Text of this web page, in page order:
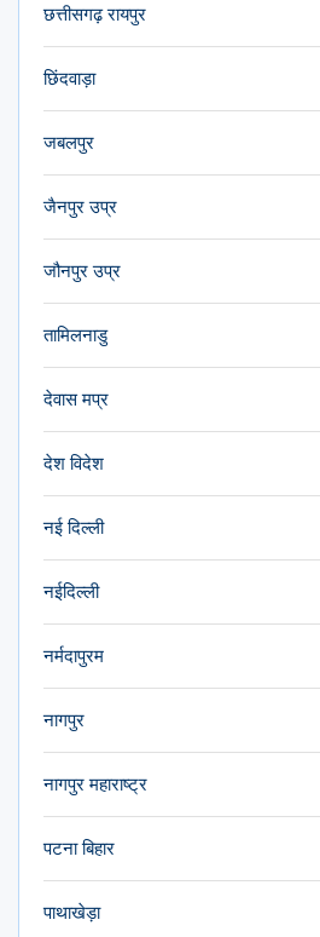
छत्तीसगढ़ रायपुर
छिंदवाड़ा
जबलपुर
जैनपुर उप्र
जौनपुर उप्र
तामिलनाडु
देवास मप्र
देश विदेश
नई दिल्ली
नईदिल्ली
नर्मदापुरम
नागपुर
नागपुर महाराष्ट्र
पटना बिहार
पाथाखेड़ा